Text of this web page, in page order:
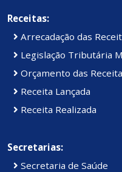
Receitas:
Arrecadação das
Legislação Tributária
Orçamento das
Receita Lançada
Receita Realizada
Secretarias:
Secretaria de Saúde